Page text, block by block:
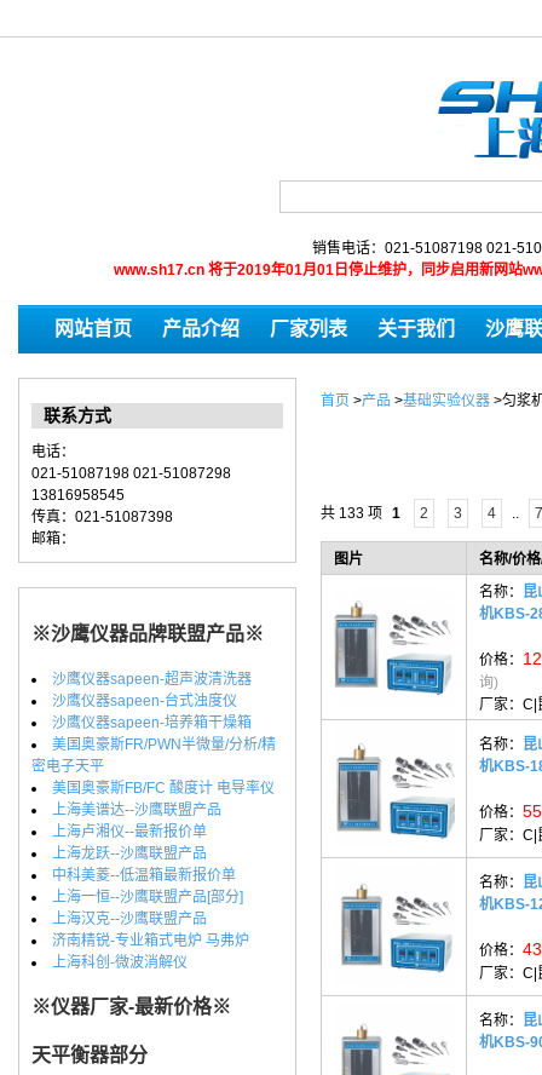
销售电话：021-51087198 021-
www.sh17.cn 将于2019年01月01日停止维护，同步启用新网站
网站首页 产品介绍 厂家列表 关于我们 沙鹰
联系方式
电话：
021-51087198 021-51087298
13816958545
传真：021-51087398
邮箱：
※沙鹰仪器品牌联盟产品※
沙鹰仪器sapeen-超声波清洗器
沙鹰仪器sapeen-台式浊度仪
沙鹰仪器sapeen-培养箱干燥箱
美国奥豪斯FR/PWN半微量/分析/精
密电子天平
美国奥豪斯FB/FC 酸度计 电导率仪
上海美谱达--沙鹰联盟产品
上海卢湘仪--最新报价单
上海龙跃--沙鹰联盟产品
中科美菱--低温箱最新报价单
上海一恒--沙鹰联盟产品[部分]
上海汉克--沙鹰联盟产品
济南精锐-专业箱式电炉 马弗炉
上海科创-微波消解仪
※仪器厂家-最新价格※
天平衡器部分
首页 >产品 >基础实验仪器 >匀浆
共 133 项 1 2 3 4 .. 7
图片
名称/价
名称： 昆
机KBS-
价格：
询)
厂家： C|
名称： 昆
机KBS-
价格：
厂家： C|
名称： 昆
机KBS-
价格：
厂家： C|
名称： 昆
机KBS-